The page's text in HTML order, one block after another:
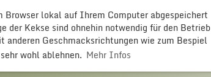
lokal auf Ihrem Computer abgespeichert
Kekse sind ohnehin notwendig für den Betrieb
Geschmacksrichtungen wie zum Bespiel
wohl ablehnen. Mehr Infos